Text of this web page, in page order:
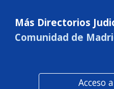
Más Directorios
Comunidad de
Acceso